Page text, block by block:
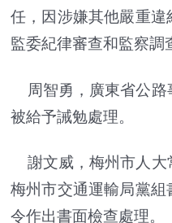
任，因涉嫌其他嚴重
監委紀律審查和監察調
周智勇，廣東省公路
被給予誡勉處理。
謝文威，梅州市人大
梅州市交通運輸局黨
令作出書面檢查處理。